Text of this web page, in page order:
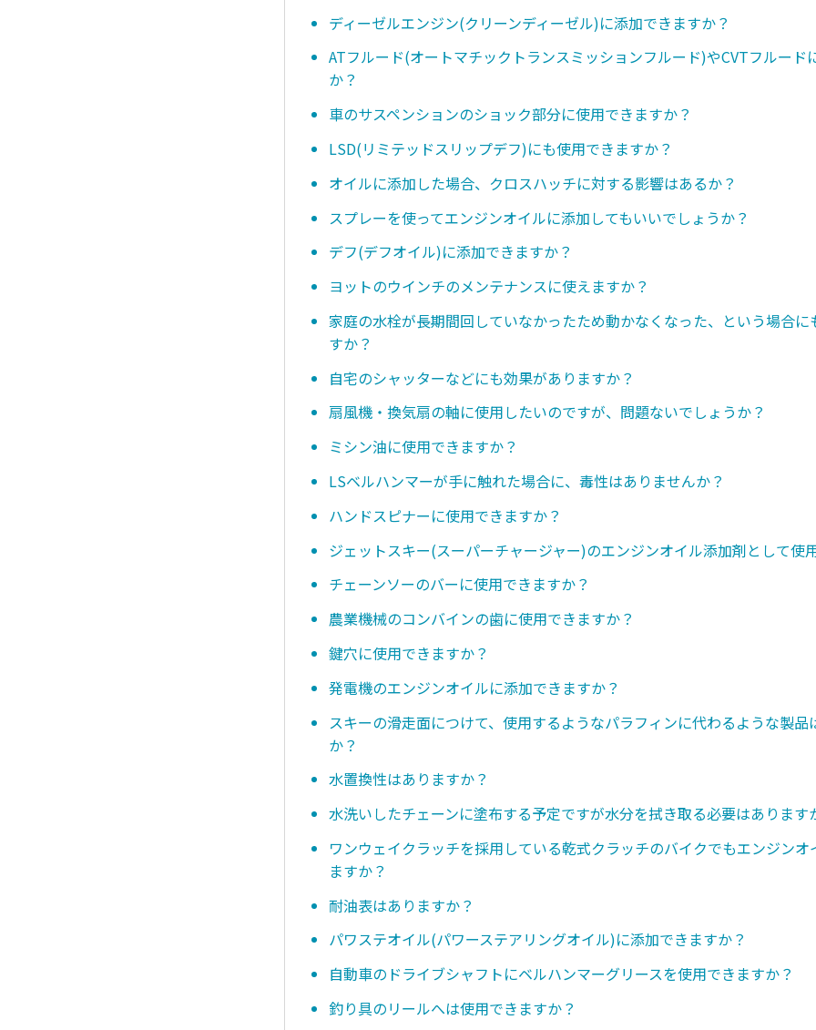
ディーゼルエンジン(クリーンディーゼル)に添加できますか？
ATフルード(オートマチックトランスミッションフルード)やCVTフルード
か？
車のサスペンションのショック部分に使用できますか？
LSD(リミテッドスリップデフ)にも使用できますか？
オイルに添加した場合、クロスハッチに対する影響はあるか？
スプレーを使ってエンジンオイルに添加してもいいでしょうか？
デフ(デフオイル)に添加できますか？
ヨットのウインチのメンテナンスに使えますか？
家庭の水栓が長期間回していなかったため動かなくなった、という場合に
すか？
自宅のシャッターなどにも効果がありますか？
扇風機・換気扇の軸に使用したいのですが、問題ないでしょうか？
ミシン油に使用できますか？
LSベルハンマーが手に触れた場合に、毒性はありませんか？
ハンドスピナーに使用できますか？
ジェットスキー(スーパーチャージャー)のエンジンオイル添加剤として使
チェーンソーのバーに使用できますか？
農業機械のコンバインの歯に使用できますか？
鍵穴に使用できますか？
発電機のエンジンオイルに添加できますか？
スキーの滑走面につけて、使用するようなパラフィンに代わるような製品
か？
水置換性はありますか？
水洗いしたチェーンに塗布する予定ですが水分を拭き取る必要はあります
ワンウェイクラッチを採用している乾式クラッチのバイクでもエンジンオ
ますか？
耐油表はありますか？
パワステオイル(パワーステアリングオイル)に添加できますか？
自動車のドライブシャフトにベルハンマーグリースを使用できますか？
釣り具のリールへは使用できますか？